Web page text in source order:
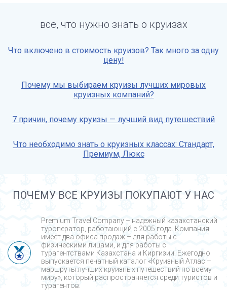
все, что нужно знать о круизах
Что включено в стоимость круизов? Так много за одну
цену!
Почему мы выбираем круизы лучших мировых
круизных компаний?
7 причин, почему круизы — лучший вид путешествий
Что необходимо знать о круизных классах: Стандарт,
Премиум, Люкс
ПОЧЕМУ ВСЕ КРУИЗЫ ПОКУПАЮТ У НАС
Premium Travel Company – надежный казахстанский
туроператор, работающий с 2005 года. Компания
имеет два офиса продаж – для работы с
физическими лицами, и для работы с
турагентствами Казахстана и Киргизии. Ежегодно
выпускается печатный каталог «Круизный Атлас –
маршруты лучших круизных путешествий по всему
миру», который распространяется среди туристов и
турагентов.